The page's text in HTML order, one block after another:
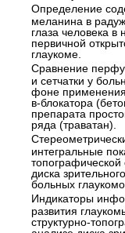
Определение
меланина в
глаза человека в
первичной
глаукоме.
Сравнение
и сетчатки у
фоне применения
в-блокатора
препарата
ряда (траватан).
интегральные
топографической
диска
больных
Индикаторы
развития
структурно-